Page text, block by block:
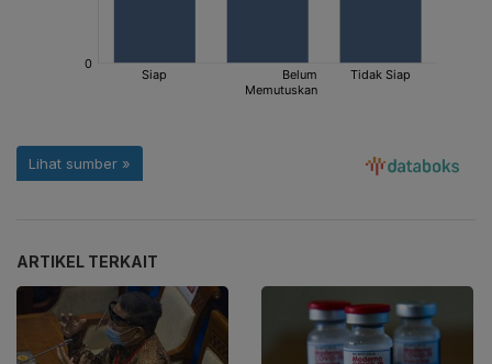
ARTIKEL TERKAIT